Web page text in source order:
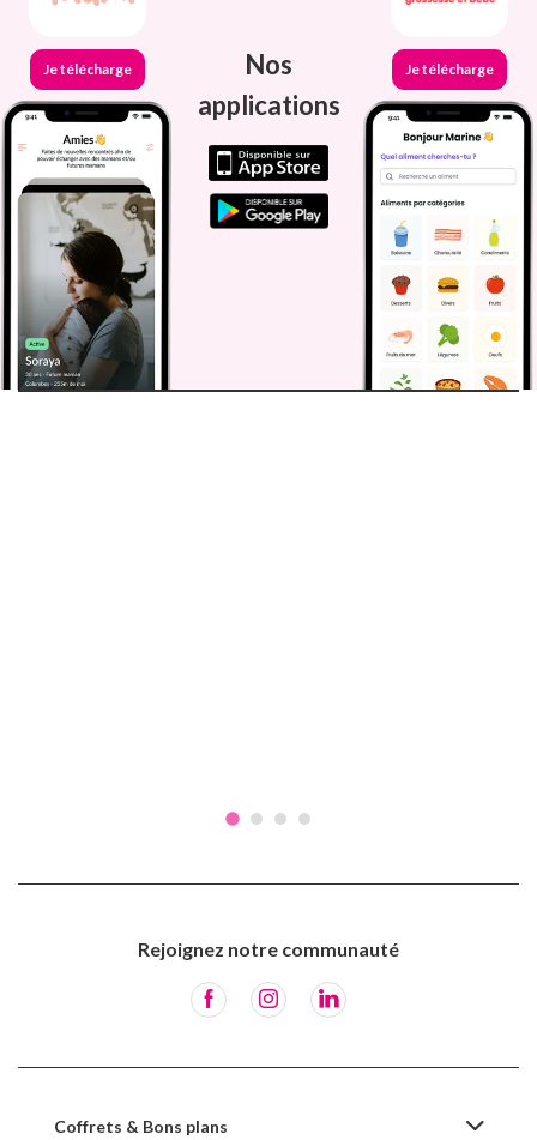
Je télécharge
Nos
applications
Je télécharge
Rejoignez notre communauté
Coffrets & Bons plans